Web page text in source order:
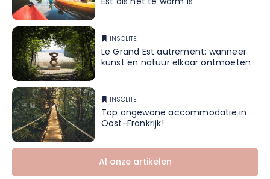
INSOLITE
Le Grand Est autrement: wanneer
kunst en natuur elkaar ontmoeten
INSOLITE
Top ongewone accommodatie in
Oost-Frankrijk!
Al onze artikelen